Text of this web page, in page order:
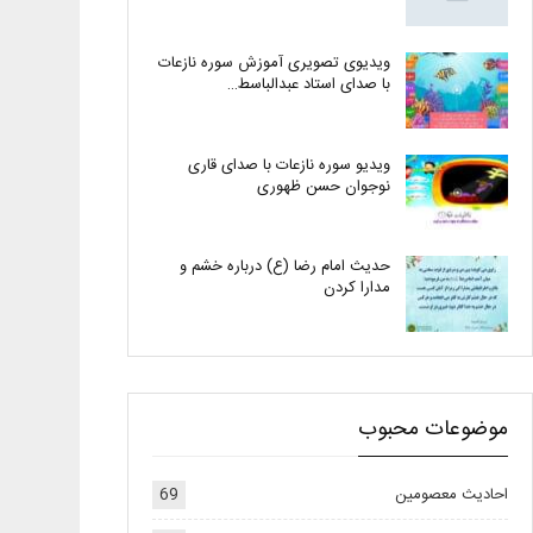
ویدیوی تصویری آموزش سوره نازعات
با صدای استاد عبدالباسط…
ویدیو سوره نازعات با صدای قاری
نوجوان حسن ظهوری
حدیث امام رضا (ع) درباره خشم و
مدارا کردن
موضوعات محبوب
احادیث معصومین
69